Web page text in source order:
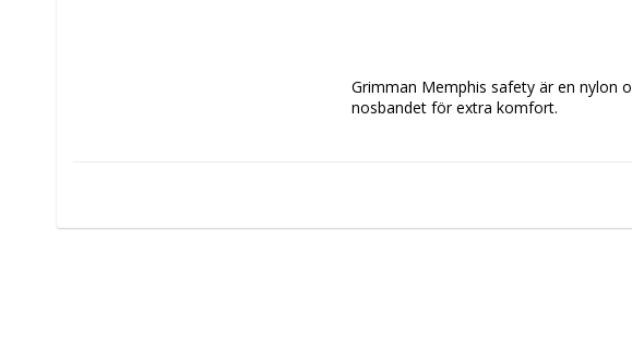
Grimman Memphis safety är en nylon
nosbandet för extra komfort.